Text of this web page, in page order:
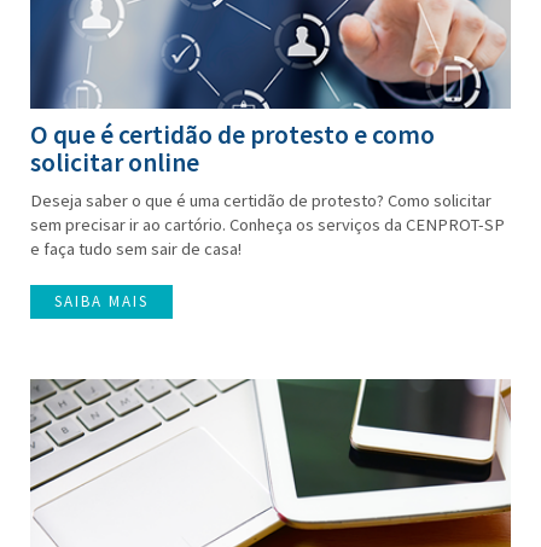
O que é certidão de protesto e como
solicitar online
Deseja saber o que é uma certidão de protesto? Como solicitar
sem precisar ir ao cartório. Conheça os serviços da CENPROT-SP
e faça tudo sem sair de casa!
SAIBA MAIS